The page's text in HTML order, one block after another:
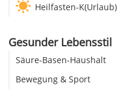
Heilfasten-K(Urlaub)
Gesunder Lebensstil
Säure-Basen-Haushalt
Bewegung & Sport